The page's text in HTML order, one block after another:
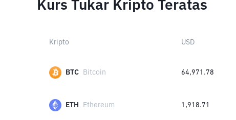
Kurs Tukar Kripto Teratas
Kripto USD
BTC Bitcoin 64,971.78
ETH Ethereum 1,918.71